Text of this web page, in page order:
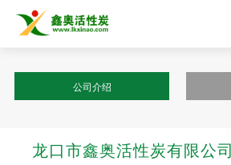
公司介绍
龙口市鑫奥活性炭有限公司